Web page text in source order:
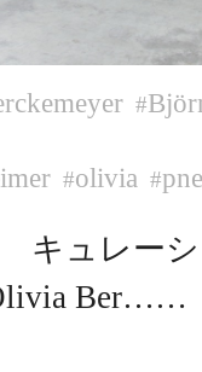
#
#olivia #
キュレー
Ber……